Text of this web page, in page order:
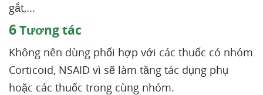
gắt,...
6Tương tác
Không nên dùng phối hợp với các thuốc có nhóm
Corticoid, NSAID vì sẽ làm tăng tác dụng phụ
hoặc các thuốc trong cùng nhóm.